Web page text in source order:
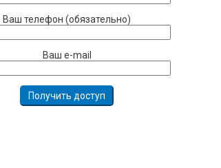
Ваш телефон (обязательно)
Ваш e-mail